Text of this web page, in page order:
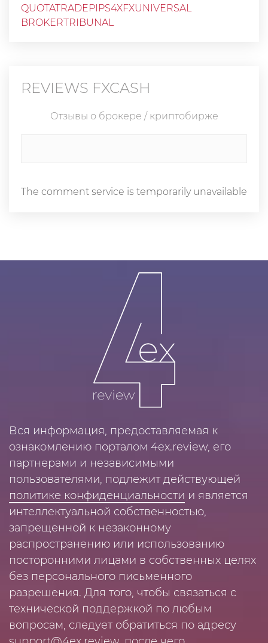
QUOTATRADEPIPS4XFXUNIVERSAL
BROKERTRIBUNAL
REVIEWS FXCASH
Отзывы о брокере / криптобирже
The comment service is temporarily unavailable
Вся информация, предоставляемая к
ознакомлению порталом 4ex.review, его
партнерами и независимыми
пользователями, подлежит действующей
политике конфиденциальности и является
интеллектуальной собственностью,
запрещенной к незаконному
распространению или использованию
посторонними лицами в собственных целях
без персонального письменного
разрешения. Для того, чтобы связаться с
технической поддержкой по любым
вопросам, следует обратиться по адресу